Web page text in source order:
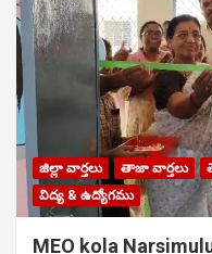
జిల్లా వార్తలు తాజా వార్తలు
విద్య & ఉద్యోగము
MEO kola